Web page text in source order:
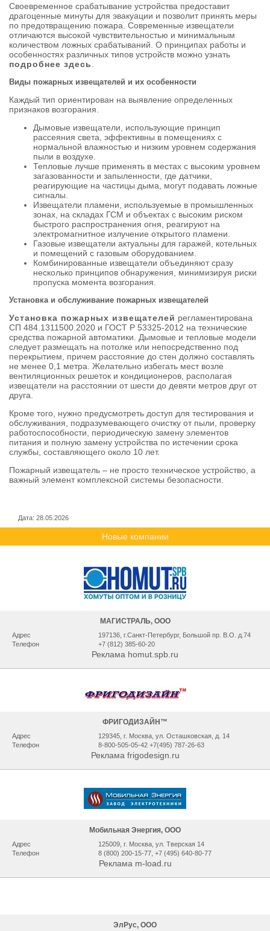
Своевременное срабатывание устройства предоставит
драгоценные минуты для эвакуации и позволит принять меры
по предотвращению пожара. Современные извещатели
отличаются высокой чувствительностью и минимальным
количеством ложных срабатываний. О принципах работы и
особенностях различных типов устройств можно узнать
подробнее здесь
Виды пожарных извещателей и их особенности
Каждый тип ориентирован на выявление определенных
признаков возгорания.
Дымовые извещатели, использующие принцип
рассеяния света, эффективны в помещениях с
нормальной влажностью и низким уровнем содержания
пыли в воздухе.
Тепловые лучше применять в местах с высоким уровнем
загазованности и запыленности, где датчики,
реагирующие на частицы дыма, могут подавать ложные
сигналы.
Извещатели пламени, используемые в промышленных
зонах, на складах ГСМ и объектах с высоким риском
быстрого распространения огня, реагируют на
электромагнитное излучение открытого пламени.
Газовые извещатели актуальны для гаражей, котельных
и помещений с газовым оборудованием.
Комбинированные извещатели объединяют сразу
несколько принципов обнаружения, минимизируя риски
пропуска момента возгорания.
Установка и обслуживание пожарных извещателей
Установка пожарных извещателей регламентирована
СП 484.1311500.2020 и ГОСТ Р 53325-2012 на технические
средства пожарной автоматики. Дымовые и тепловые модели
следует размещать на потолке или непосредственно под
перекрытием, причем расстояние до стен должно составлять
не менее 0,1 метра. Желательно избегать мест возле
вентиляционных решеток и кондиционеров, располагая
извещатели на расстоянии от шести до девяти метров друг от
друга.
Кроме того, нужно предусмотреть доступ для тестирования и
обслуживания, подразумевающего очистку от пыли, проверку
работоспособности, периодическую замену элементов
питания и полную замену устройства по истечении срока
службы, составляющего около 10 лет.
Пожарный извещатель – не просто техническое устройство, а
важный элемент комплексной системы безопасности.
Дата: 28.05.2026
Новые компании
МАГИСТРАЛЬ, ООО
Адрес
197136, г.Санкт-Петербург, Большой пр. В.О. д.74
Телефон
+7 (812) 385-60-20
Реклама homut.spb.ru
ФРИГОДИЗАЙН™
Адрес
129345, г. Москва, ул. Осташковская, д. 14
Телефон
8-800-505-05-42 +7(495) 787-26-63
Реклама frigodesign.ru
Мобильная Энергия, ООО
Адрес
125009, г. Москва, ул. Тверская 14
Телефон
8 (800) 200-15-77, +7 (495) 640-80-77
Реклама m-load.ru
ЭлРус, ООО